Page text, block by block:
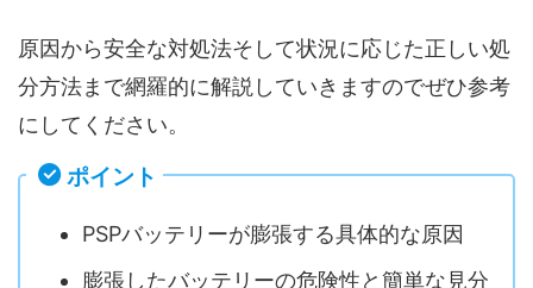
原因から安全な対処法そして状況に応じた正しい処
分方法まで網羅的に解説していきますのでぜひ参考
にしてください。
ポイント
PSPバッテリーが膨張する具体的な原因
膨張したバッテリーの危険性と簡単な見分